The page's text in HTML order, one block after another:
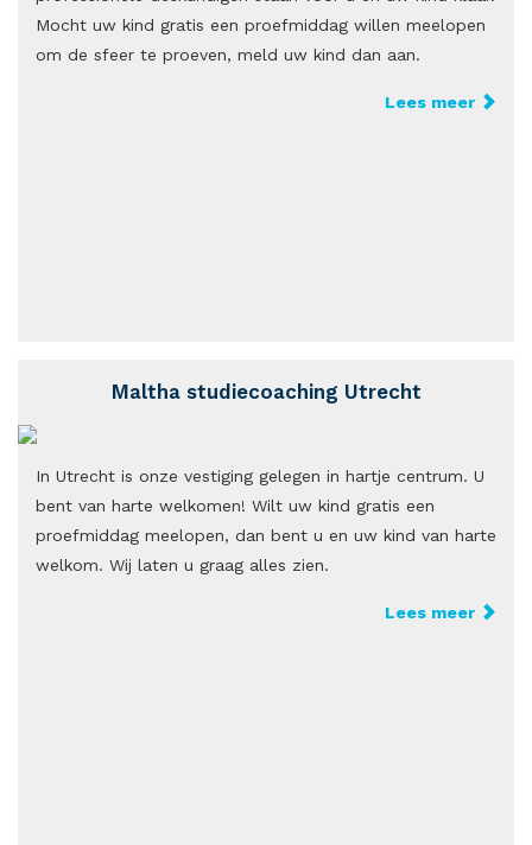
Mocht uw kind gratis een proefmiddag willen meelopen
om de sfeer te proeven, meld uw kind dan aan.
Lees meer
Maltha studiecoaching Utrecht
In Utrecht is onze vestiging gelegen in hartje centrum. U
bent van harte welkomen! Wilt uw kind gratis een
proefmiddag meelopen, dan bent u en uw kind van harte
welkom. Wij laten u graag alles zien.
Lees meer